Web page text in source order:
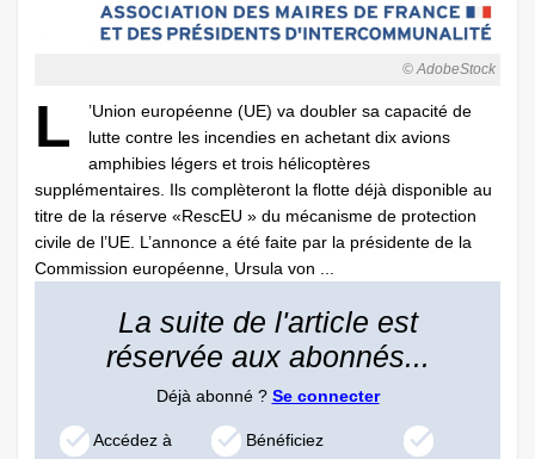
© AdobeStock
L
’Union européenne (UE) va doubler sa capacité de
lutte contre les incendies en achetant dix avions
amphibies légers et trois hélicoptères
supplémentaires. Ils complèteront la flotte déjà disponible au
titre de la réserve «RescEU » du mécanisme de protection
civile de l’UE. L’annonce a été faite par la présidente de la
Commission européenne, Ursula von ...
La suite de l'article est
réservée aux abonnés...
Déjà abonné ? Se connecter
Accédez à
Bénéficiez